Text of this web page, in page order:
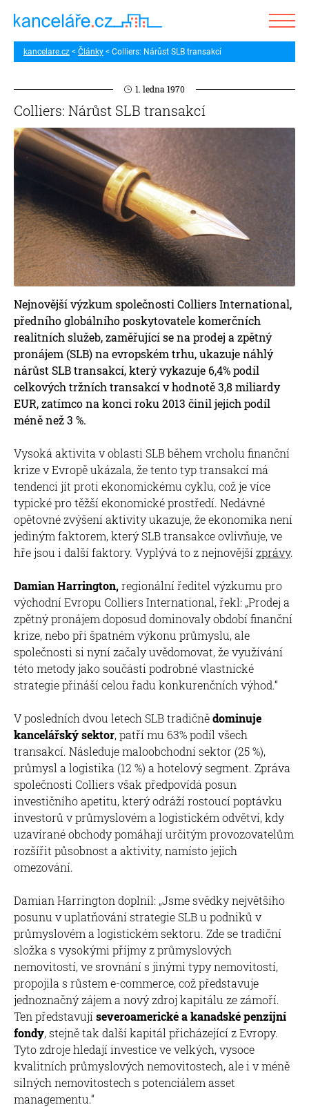
kancelare.cz Články Colliers: Nárůst SLB transakcí
1. ledna 1970
Colliers: Nárůst SLB transakcí
Nejnovější výzkum společnosti Colliers International,
předního globálního poskytovatele komerčních
realitních služeb, zaměřující se na prodej a zpětný
pronájem (SLB) na evropském trhu, ukazuje náhlý
nárůst SLB transakcí, který vykazuje 6,4% podíl
celkových tržních transakcí v hodnotě 3,8 miliardy
EUR, zatímco na konci roku 2013 činil jejich podíl
méně než 3 %.
Vysoká aktivita v oblasti SLB během vrcholu finanční
krize v Evropě ukázala, že tento typ transakcí má
tendenci jít proti ekonomickému cyklu, což je více
typické pro těžší ekonomické prostředí. Nedávné
opětovné zvýšení aktivity ukazuje, že ekonomika není
jediným faktorem, který SLB transakce ovlivňuje, ve
hře jsou i další faktory. Vyplývá to z nejnovější zprávy.
Damian Harrington,regionální ředitel výzkumu pro
východní Evropu Colliers International, řekl: „Prodej a
zpětný pronájem doposud dominovaly období finanční
krize, nebo při špatném výkonu průmyslu, ale
společnosti si nyní začaly uvědomovat, že využívání
této metody jako součásti podrobné vlastnické
strategie přináší celou řadu konkurenčních výhod.“
V posledních dvou letech SLB tradičnědominuje
kancelářský sektor, patří mu 63% podíl všech
transakcí. Následuje maloobchodní sektor (25 %),
průmysl a logistika (12 %) a hotelový segment. Zpráva
společnosti Colliers však předpovídá posun
investičního apetitu, který odráží rostoucí poptávku
investorů v průmyslovém a logistickém odvětví, kdy
uzavírané obchody pomáhají určitým provozovatelům
rozšířit působnost a aktivity, namísto jejich
omezování.
Damian Harrington doplnil: „Jsme svědky největšího
posunu v uplatňování strategie SLB u podniků v
průmyslovém a logistickém sektoru. Zde se tradiční
složka s vysokými příjmy z průmyslových
nemovitostí, ve srovnání s jinými typy nemovitostí,
propojila s růstem e-commerce, což představuje
jednoznačný zájem a nový zdroj kapitálu ze zámoří.
Ten představují severoamerické a kanadské penzijní
fondy, stejně tak další kapitál přicházející z Evropy.
Tyto zdroje hledají investice ve velkých, vysoce
kvalitních průmyslových nemovitostech, ale i v méně
silných nemovitostech s potenciálem asset
managementu.“